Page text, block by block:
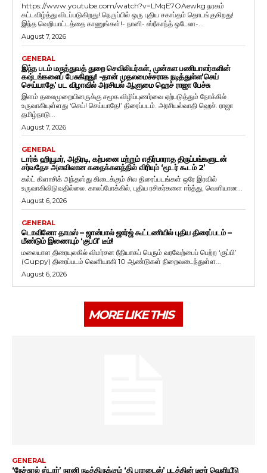
https://www.youtube.com/watch?v=LMqE7OAewkg நரகம்
கட்டவிழ்த்து விடப்படுகிறது! நெருப்பில் ஒரு புதிய சகாப்தம் தொடங்குகிறது!
இந்த வெறியாட்டத்தை காணுங்கள்!- நானி- ஸ்ரீகாந்த் ஒடேலா-...
August 7, 2026
GENERAL
இந்த படம் மருத்துவத் துறை செவிலியர்கள், முன்கள பணியாளர்களின்
கஷ்டங்களைப் பேசுகிறது! -தான் முதலமைச்சராக நடித்துள்ள’செய்
செய்யாதே’ பட விழாவில் அரசியல் ஆளுமை ஹெச் ராஜா பேச்சு
இளம் தலைமுறையினருக்கு சமூக விழிப்புணர்வை ஏற்படுத்தும் நோக்கில்
உருவாகியுள்ளது ‘செய்! செய்யாதே!’ திரைப்படம். அரசியல்வாதி ஹெச். ராஜா
தமிழ்நாடு...
August 7, 2026
GENERAL
டார்க் ஹியூமர், அதிரடி, கற்பனை மற்றும் எதிர்பாராத திருப்பங்களுடன்
சர்வதேச அளவிலான கதைக்களத்தில் விரியும் ‘மூடர் கூடம் 2’
கல்ட் கிளாசிக் அந்தஸ்து கிடைக்கும் சில திரைப்படங்கள் ஒரே இரவில்
உருவாகிவிடுவதில்லை. காலப்போக்கில், புதிய ரசிகர்களை ஈர்த்து, வெளியான...
August 6, 2026
GENERAL
டொவினோ தாமஸ் – ஜான்பால் ஜார்ஜ் கூட்டணியில் புதிய திரைப்படம் –
மீண்டும் இணையும் ‘குப்பி’ டீம்!
மலையாள திரையுலகில் விமர்சன ரீதியாகப் பெரும் வரவேற்பைப் பெற்ற ‘குப்பி’
(Guppy) திரைப்படம் வெளியாகி 10 ஆண்டுகள் நிறைவடைந்துள்ள...
August 6, 2026
MORE LIKE THIS
GENERAL
‘நேச்சுரல் ஸ்டார்’ நானி நடித்திருக்கும் ‘தி பாரடைஸ்’ படத்தின் டீசர் வெளியீடு